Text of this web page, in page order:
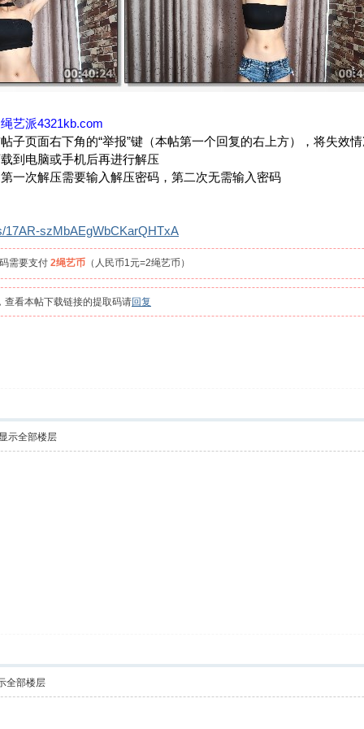
绳艺派4321kb.com
子页面右下角的“举报”键（本帖第一个回复的右上方），将失效
到电脑或手机后再进行解压
一次解压需要输入解压密码，第二次无需输入密码
17AR-szMbAEgWbCKarQHTxA
需要支付 2绳艺币 （人民币1元=2绳艺币）
查看本帖下载链接的提取码请回复
示全部楼层
全部楼层